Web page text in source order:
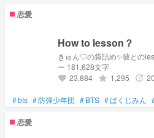
恋愛
How to lesson？
きゅん♡の袋詰め✨彼との
ー 181,628文字
favorite 23,884 grade 1,295 update
#bts #防弾少年団 #BTS #ぱくじみん
恋愛